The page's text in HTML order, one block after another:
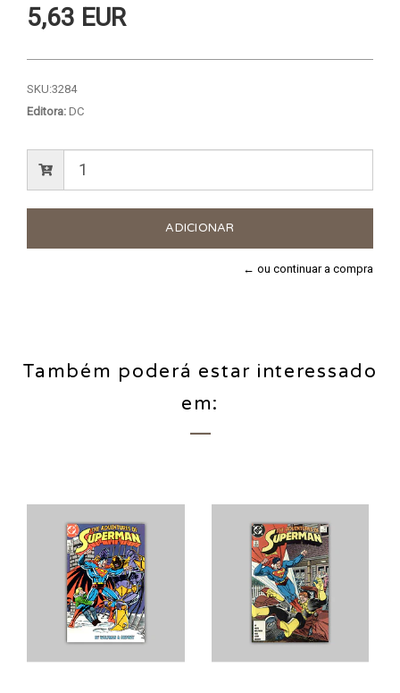
5,63 EUR
SKU:3284
Editora: DC
← ou continuar a compra
Também poderá estar interessado
em: